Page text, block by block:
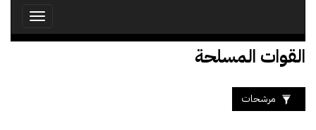
Toggle
القوات المسلحة
مرشحات